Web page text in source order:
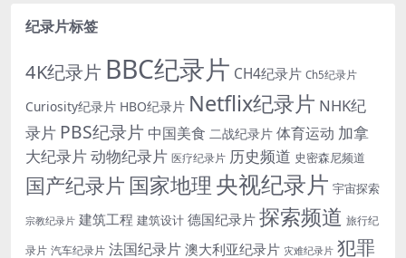
纪录片标签
4K纪录片 BBC纪录片 CH4纪录片 Ch5纪录片
Curiosity纪录片 HBO纪录片 Netflix纪录片 NHK纪
录片 PBS纪录片 中国美食 二战纪录片 体育运动 加拿
大纪录片动物纪录片 医疗纪录片 历史频道 史密森尼频道
国产纪录片 国家地理 央视纪录片 宇宙探索
宗教纪录片 建筑工程 建筑设计 德国纪录片 探索频道 旅行纪
录片 汽车纪录片 法国纪录片 澳大利亚纪录片 灾难纪录片 犯罪